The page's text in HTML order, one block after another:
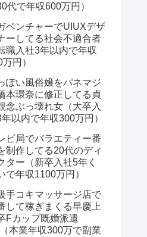
代で年収600万円）
ベンチャーでUIUXデザ
ーしてる社会不適合者
職入社3年以内で年収
円）
ぽい風俗嬢をパネマジ
本環奈に修正してる貞
念ぶっ壊れ女（大卒入
以内で年収300万円）
ビ局でバラエティー番
制作してる20代のディ
ター（新卒入社5年く
で年収1100万円）
手コキマッサージ店で
して稼ぎまくる早慶上
Fカップ既婚派遣
本業年収300万で副業